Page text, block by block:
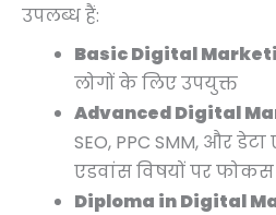
उपलब्ध हैं:
Basic Digital
लोगों के लिए उपयुक्त
Advanced Digital
SEO, PPC SMM, और
एडवांस विषयों पर
Diploma in Digital